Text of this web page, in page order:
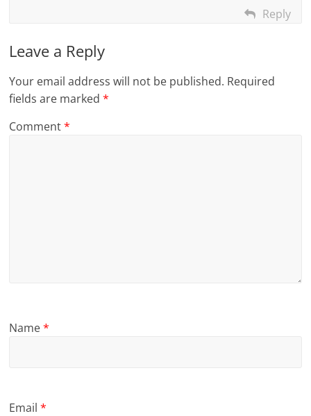
Reply
Leave a Reply
Your email address will not be published. Required
fields are marked*
Comment*
Name*
Email*